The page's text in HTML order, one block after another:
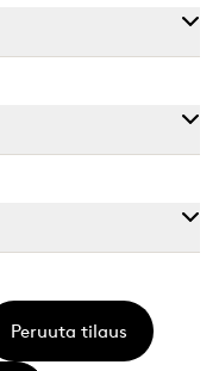
Peruuta tilaus